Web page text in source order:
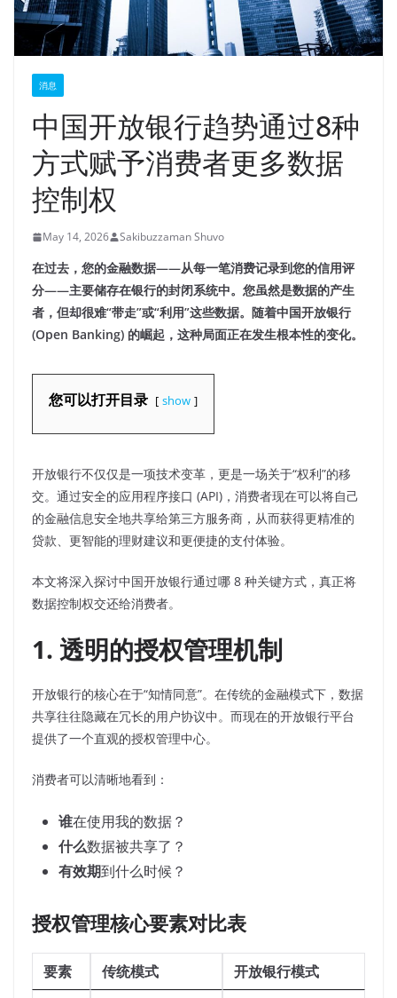
消息
中国开放银行趋势通过8种
方式赋予消费者更多数据
控制权
May 14, 2026 Sakibuzzaman Shuvo
在过去，您的金融数据——从每一笔消费记录到您的信用评
分——主要储存在银行的封闭系统中。您虽然是数据的产生
者，但却很难“带走”或“利用”这些数据。随着中国开放银行
(Open Banking) 的崛起，这种局面正在发生根本性的变化。
您可以打开目录 show
开放银行不仅仅是一项技术变革，更是一场关于“权利”的移
交。通过安全的应用程序接口 (API)，消费者现在可以将自己
的金融信息安全地共享给第三方服务商，从而获得更精准的
贷款、更智能的理财建议和更便捷的支付体验。
本文将深入探讨中国开放银行通过哪 8 种关键方式，真正将
数据控制权交还给消费者。
1. 透明的授权管理机制
开放银行的核心在于“知情同意”。在传统的金融模式下，数据
共享往往隐藏在冗长的用户协议中。而现在的开放银行平台
提供了一个直观的授权管理中心。
消费者可以清晰地看到：
谁在使用我的数据？
什么数据被共享了？
有效期到什么时候？
授权管理核心要素对比表
要素 传统模式
开放银行模式